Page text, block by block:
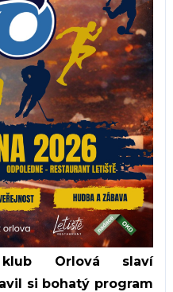
Orlová slaví
si bohatý program